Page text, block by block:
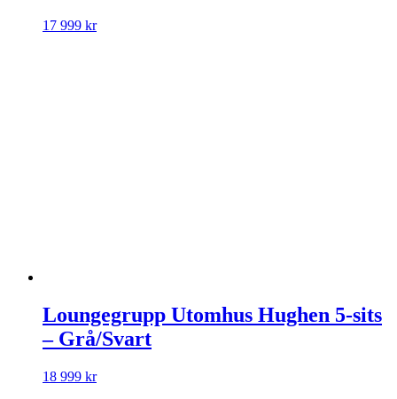
17 999 kr
Loungegrupp Utomhus Hughen 5-sits
– Grå/Svart
18 999 kr